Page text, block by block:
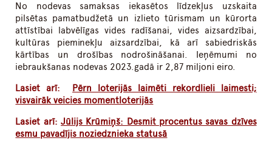
No nodevas samaksas iekasētos līdzekļus uzskaita
pilsētas pamatbudžetā un izlieto tūrismam un kūrorta
attīstībai labvēlīgas vides radīšanai, vides aizsardzībai,
kultūras pieminekļu aizsardzībai, kā arī sabiedriskās
kārtības un drošības nodrošināšanai. Ieņēmumi no
iebraukšanas nodevas 2023.gadā ir 2,87 miljoni eiro.
Lasiet arī:
Pērn loterijās laimēti rekordlieli laimesti;
visvairāk veicies momentloterijās
Lasiet arī:Jūlijs Krūmiņš: Desmit procentus savas dzīves
esmu pavadījis noziedznieka statusā